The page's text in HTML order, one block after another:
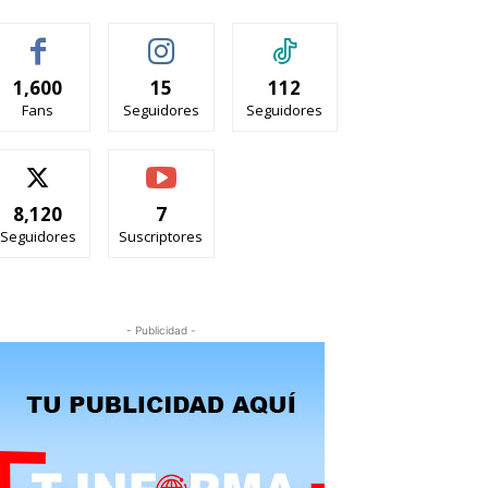
1,600
Fans
15
Seguidores
112
Seguidores
8,120
Seguidores
7
Suscriptores
- Publicidad -